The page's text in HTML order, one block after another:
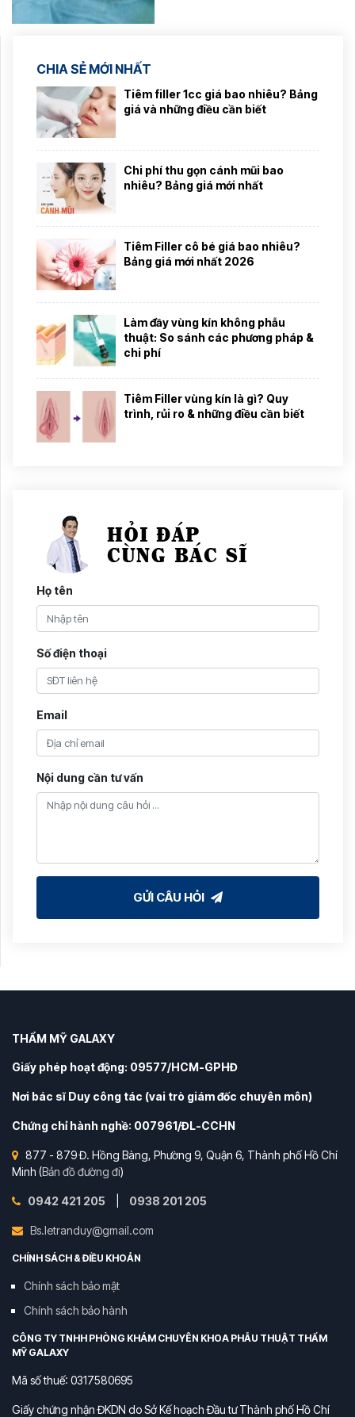
CHIA SẺ MỚI NHẤT
Tiêm filler 1cc giá bao nhiêu? Bảng
giá và những điều cần biết
Chi phí thu gọn cánh mũi bao
nhiêu? Bảng giá mới nhất
Tiêm Filler cô bé giá bao nhiêu?
Bảng giá mới nhất 2026
Làm đầy vùng kín không phẫu
thuật: So sánh các phương pháp &
chi phí
Tiêm Filler vùng kín là gì? Quy
trình, rủi ro & những điều cần biết
Họ tên
Số điện thoại
Email
Nội dung cần tư vấn
GỬI CÂU HỎI
THẨM MỸ GALAXY
Giấy phép hoạt động: 09577/HCM-GPHĐ
Nơi bác sĩ Duy công tác (vai trò giám đốc chuyên môn)
Chứng chỉ hành nghề: 007961/ĐL-CCHN
877 - 879 Đ. Hồng Bàng, Phường 9, Quận 6, Thành phố Hồ Chí
Minh (Bản đồ đường đi)
0942 421 205 0938 201 205
Bs.letranduy@gmail.com
CHÍNH SÁCH & ĐIỀU KHOẢN
Chính sách bảo mật
Chính sách bảo hành
CÔNG TY TNHH PHÒNG KHÁM CHUYÊN KHOA PHẪU THUẬT THẨM
MỸ GALAXY
Mã số thuế: 0317580695
Giấy chứng nhận ĐKDN do Sở Kế hoạch Đầu tư Thành phố Hồ Chí